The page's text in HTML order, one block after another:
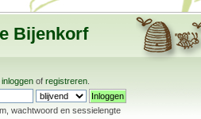
Bijenkorf
inloggen of registreren
wachtwoord en sessielengte